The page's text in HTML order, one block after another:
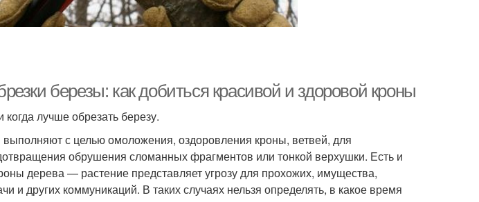
березы: как добиться красивой и здоровой кроны
лучше обрезать березу.
с целью омоложения, оздоровления кроны, ветвей, для
обрушения сломанных фрагментов или тонкой верхушки. Есть и
дерева — растение представляет угрозу для прохожих, имущества,
и других коммуникаций. В таких случаях нельзя определять, в какое время